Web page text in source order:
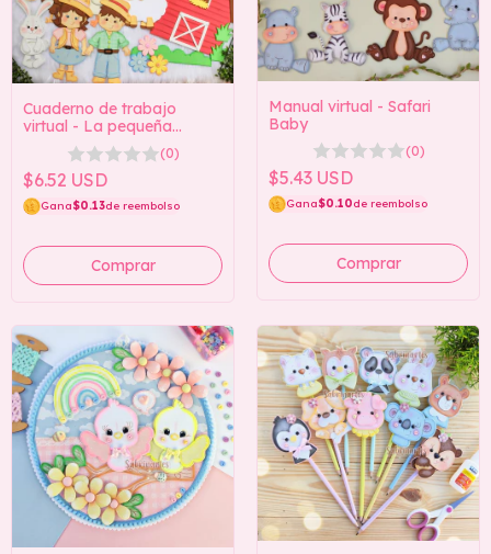
Cuaderno de trabajo
virtual - La pequeña
granja feliz
(0)
$6.52 USD
Gana$0.13de reembolso
Manual virtual - Safari
Baby
(0)
$5.43 USD
Gana$0.10de reembolso